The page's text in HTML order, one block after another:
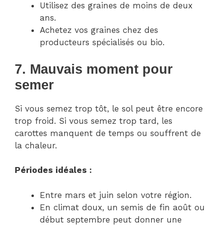
Utilisez des graines de moins de deux
ans.
Achetez vos graines chez des
producteurs spécialisés ou bio.
7. Mauvais moment pour
semer
Si vous semez trop tôt, le sol peut être encore
trop froid. Si vous semez trop tard, les
carottes manquent de temps ou souffrent de
la chaleur.
Périodes idéales :
Entre mars et juin selon votre région.
En climat doux, un semis de fin août ou
début septembre peut donner une